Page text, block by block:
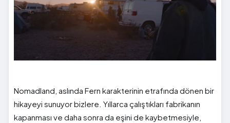
Nomadland, aslında Fern karakterinin etrafında dönen bir
hikayeyi sunuyor bizlere. Yıllarca çalıştıkları fabrikanın
kapanması ve daha sonra da eşini de kaybetmesiyle,